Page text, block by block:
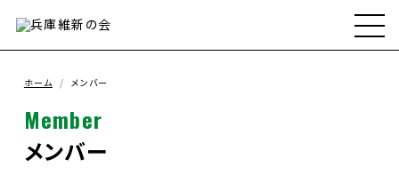
ホーム
兵庫維新の会とは
メンバー
Member
メンバー
ホーム メンバー